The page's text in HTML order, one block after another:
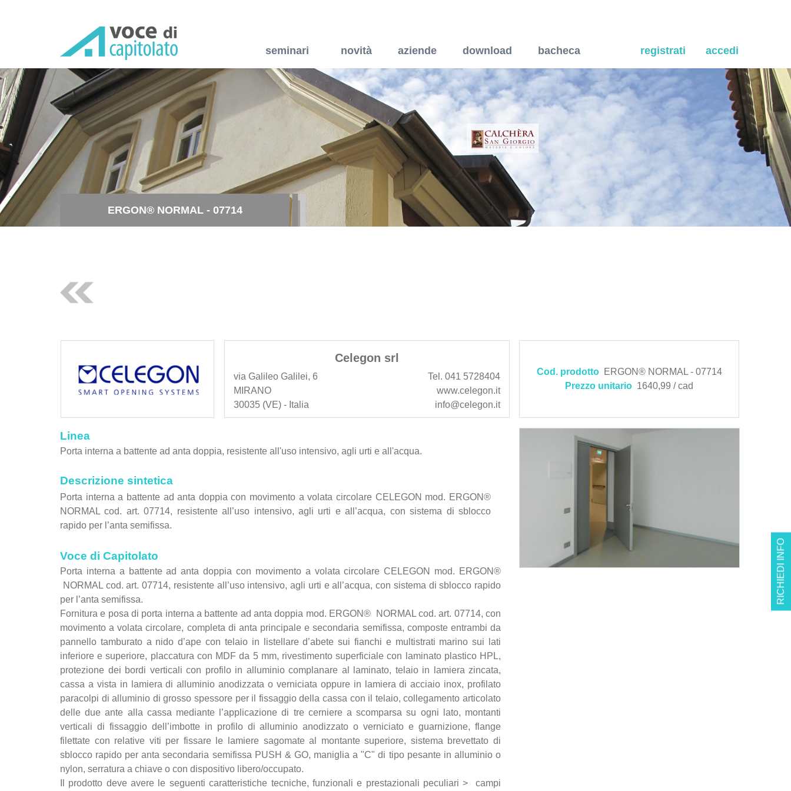
seminari novità aziende download bacheca registrati accedi
RICHIEDI INFO
ERGON® NORMAL - 07714
Celegon srl
via Galileo Galilei, 6
MIRANO
30035 (VE) - Italia
Tel. 041 5728404
www.celegon.it
info@celegon.it
Cod. prodottoERGON® NORMAL - 07714
Prezzo unitario 1640,99 / cad
Linea
Porta interna a battente ad anta doppia, resistente all'uso intensivo, agli urti e all'acqua.
Descrizione sintetica
Porta interna a battente ad anta doppia con movimento a volata circolare CELEGON mod. ERGON®
NORMAL cod. art. 07714, resistente all’uso intensivo, agli urti e all’acqua, con sistema di sblocco
rapido per l’anta semifissa.
Voce di Capitolato
Porta interna a battente ad anta doppia con movimento a volata circolare CELEGON mod. ERGON®
NORMAL cod. art. 07714, resistente all’uso intensivo, agli urti e all’acqua, con sistema di sblocco rapido
per l’anta semifissa.
Fornitura e posa di porta interna a battente ad anta doppia mod. ERGON® NORMAL cod. art. 07714, con
movimento a volata circolare, completa di anta principale e secondaria semifissa, composte entrambi da
pannello tamburato a nido d’ape con telaio in listellare d’abete sui fianchi e multistrati marino sui lati
inferiore e superiore, placcatura con MDF da 5 mm, rivestimento superficiale con laminato plastico HPL,
protezione dei bordi verticali con profilo in alluminio complanare al laminato, telaio in lamiera zincata,
cassa a vista in lamiera di alluminio anodizzata o verniciata oppure in lamiera di acciaio inox, profilato
paracolpi di alluminio di grosso spessore per il fissaggio della cassa con il telaio, collegamento articolato
delle due ante alla cassa mediante l’applicazione di tre cerniere a scomparsa su ogni lato, montanti
verticali di fissaggio dell’imbotte in profilo di alluminio anodizzato o verniciato e guarnizione, flange
filettate con relative viti per fissare le lamiere sagomate al montante superiore, sistema brevettato di
sblocco rapido per anta secondaria semifissa PUSH & GO, maniglia a "C" di tipo pesante in alluminio o
nylon, serratura a chiave o con dispositivo libero/occupato.
Il prodotto deve avere le seguenti caratteristiche tecniche, funzionali e prestazionali peculiari > campi